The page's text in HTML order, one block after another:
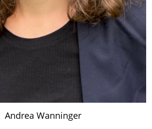
Andrea Wanninger